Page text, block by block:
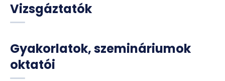
Vizsgáztatók
Gyakorlatok, szemináriumok
oktatói